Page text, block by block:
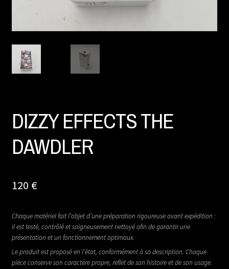
DIZZY EFFECTS THE
DAWDLER
120 €
Chaque matériel fait l’objet d’une préparation rigoureuse avant expédition :
il est testé, contrôlé et soigneusement nettoyé afin de garantir une
présentation et un fonctionnement optimaux.
Le produit est proposé en l’état, conformément à sa description. Chaque
pièce conserve son caractère propre, reflet de son histoire et de son usage.